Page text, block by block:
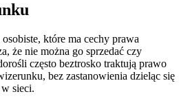
które ma cechy prawa
że nie można go sprzedać czy
często beztrosko traktują prawo
bez zastanowienia dzieląc się
sieci.